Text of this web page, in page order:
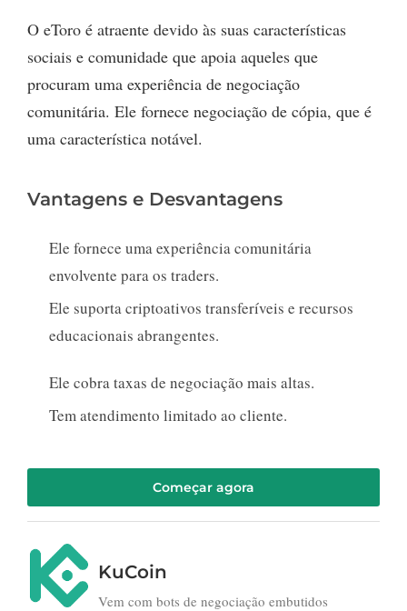
O eToro é atraente devido às suas características
sociais e comunidade que apoia aqueles que
procuram uma experiência de negociação
comunitária. Ele fornece negociação de cópia, que é
uma característica notável.
Vantagens e Desvantagens
Ele fornece uma experiência comunitária
envolvente para os traders.
Ele suporta criptoativos transferíveis e recursos
educacionais abrangentes.
Ele cobra taxas de negociação mais altas.
Tem atendimento limitado ao cliente.
Começar agora
KuCoin
Vem com bots de negociação embutidos